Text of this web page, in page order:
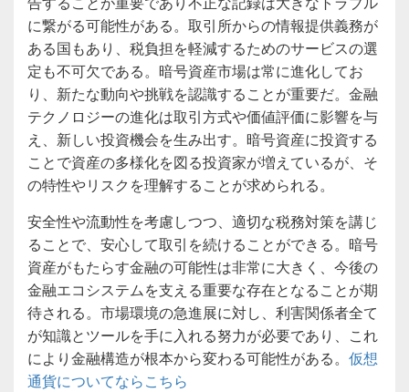
に繋がる可能性がある。取引所からの情報提供義務が
ある国もあり、税負担を軽減するためのサービスの選
定も不可欠である。暗号資産市場は常に進化してお
り、新たな動向や挑戦を認識することが重要だ。金融
テクノロジーの進化は取引方式や価値評価に影響を与
え、新しい投資機会を生み出す。暗号資産に投資する
ことで資産の多様化を図る投資家が増えているが、そ
の特性やリスクを理解することが求められる。
安全性や流動性を考慮しつつ、適切な税務対策を講じ
ることで、安心して取引を続けることができる。暗号
資産がもたらす金融の可能性は非常に大きく、今後の
金融エコシステムを支える重要な存在となることが期
待される。市場環境の急進展に対し、利害関係者全て
が知識とツールを手に入れる努力が必要であり、これ
により金融構造が根本から変わる可能性がある。 仮想
通貨についてならこちら